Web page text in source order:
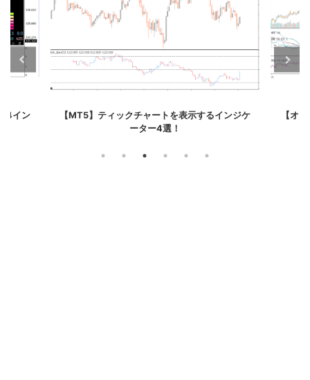
イン
【MT5】ティックチャートを表示するインジケ
ーター4選！
【オ